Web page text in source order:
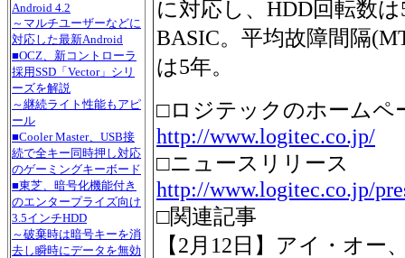
Android 4.2
～マルチユーザーなどに
対応した最新Android
■OCZ、新コントローラ
採用SSD「Vector」シリ
ーズを解説
～継続ライト性能もアピ
ール
■Cooler Master、USB接
続で全キー同時押し対応
のゲーミングキーボード
■東芝、暗号化機能付き
のエンタープライズ向け
3.5インチHDD
～破棄時は暗号キーを消
去し瞬時にデータを無効
に対応し、HDD回転数は
BASIC。平均故障間隔
は5年。
□ロジテックのホームペ
http://www.logitec.co.jp/
□ニュースリリース
http://www.logitec.co.jp/
□関連記事
【2月12日】アイ・オー